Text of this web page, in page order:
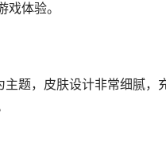
体验。
题，皮肤设计非常细腻